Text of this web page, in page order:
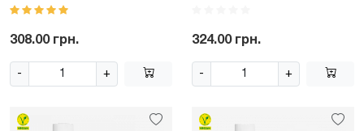
308.00 грн.
- +
324.00 грн.
- +